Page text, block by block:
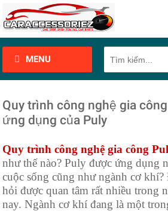
MENU
Quy trình công nghệ gia
ứng dụng của Puly
Quy trình công nghệ gia công
như thế nào? Puly được ứng dụng
cuộc sống cũng như ngành cơ
hỏi được quan tâm rất nhiều trong
nay. Ngành cơ khí đang là một